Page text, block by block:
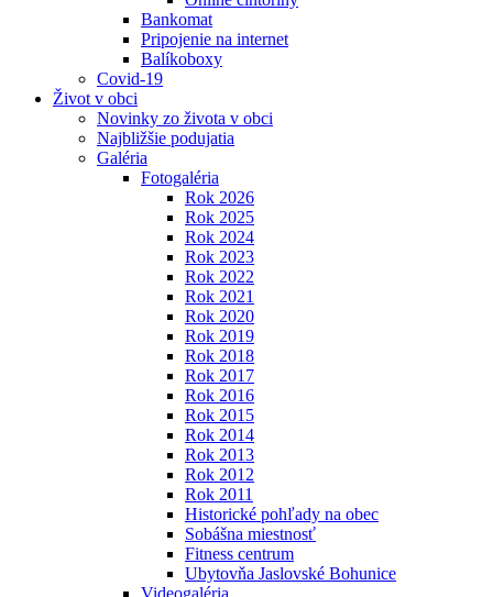
Bankomat
Pripojenie na internet
Balíkoboxy
Covid-19
Život v obci
Novinky zo života v obci
Najbližšie podujatia
Galéria
Fotogaléria
Rok 2026
Rok 2025
Rok 2024
Rok 2023
Rok 2022
Rok 2021
Rok 2020
Rok 2019
Rok 2018
Rok 2017
Rok 2016
Rok 2015
Rok 2014
Rok 2013
Rok 2012
Rok 2011
Historické pohľady na obec
Sobášna miestnosť
Fitness centrum
Ubytovňa Jaslovské Bohunice
Videogaléria